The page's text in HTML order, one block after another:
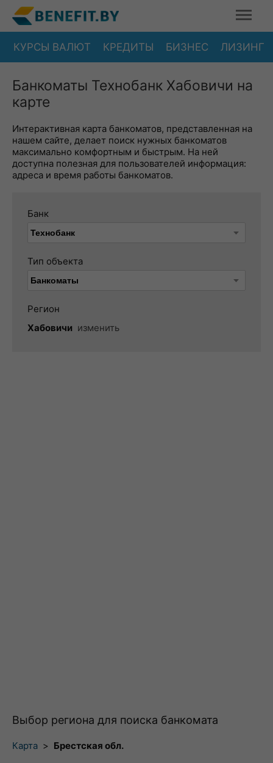
КУРСЫ ВАЛЮТ КРЕДИТЫ БИЗНЕС ЛИЗИНГ
Банкоматы Технобанк Хабовичи на
карте
Интерактивная карта банкоматов, представленная на
нашем сайте, делает поиск нужных банкоматов
максимально комфортным и быстрым. На ней
доступна полезная для пользователей информация:
адреса и время работы банкоматов.
Банк
Тип объекта
Регион
Хабовичи изменить
Выбор региона для поиска банкомата
Карта > Брестская обл.